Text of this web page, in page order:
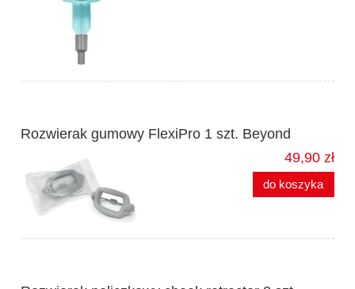
Rozwierak gumowy FlexiPro 1 szt. Beyond
49,90 zł
do koszyka